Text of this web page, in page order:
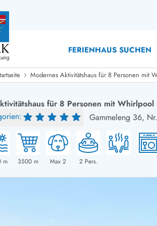
FERIENHAUS SUCHEN
ESMARKFerienhäuser mit Pool
inklusive
Strand
Modernes Aktivitätshaus für 8 Personen mit
für 8 Personen mit Whirlpool
Gammeleng 36,
m 3500m Max 2 2Pers.